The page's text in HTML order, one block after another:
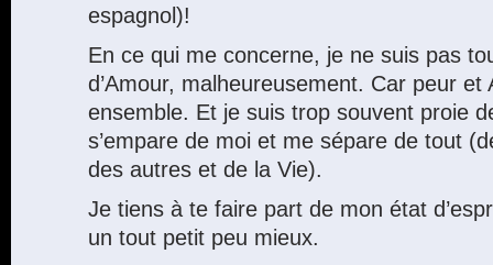
espagnol)!
En ce qui me concerne, je ne suis pas
d’Amour, malheureusement. Car peur et
ensemble. Et je suis trop souvent proie
s’empare de moi et me sépare de tout
des autres et de la Vie).
Je tiens à te faire part de mon état
un tout petit peu mieux.